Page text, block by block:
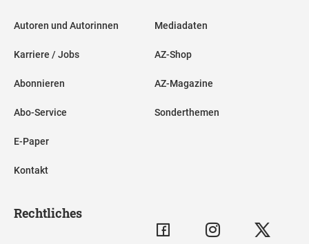
Autoren und Autorinnen
Karriere / Jobs
Abonnieren
Abo-Service
E-Paper
Kontakt
Mediadaten
AZ-Shop
AZ-Magazine
Sonderthemen
Rechtliches